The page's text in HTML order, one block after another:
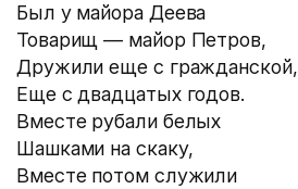
Был у майора Деева
Товарищ — майор Петров,
Дружили еще с гражданской,
Еще с двадцатых годов.
Вместе рубали белых
Шашками на скаку,
Вместе потом служили